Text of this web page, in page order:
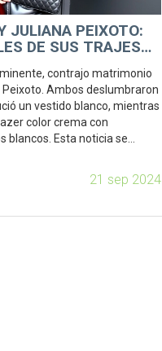
JULIANA PEIXOTO:
DE SUS TRAJES
contrajo matrimonio
Ambos deslumbraron
un vestido blanco, mientras
color crema con
blancos. Esta noticia se
21 sep 2024